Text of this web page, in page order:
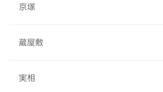
京塚
蔵屋敷
実相